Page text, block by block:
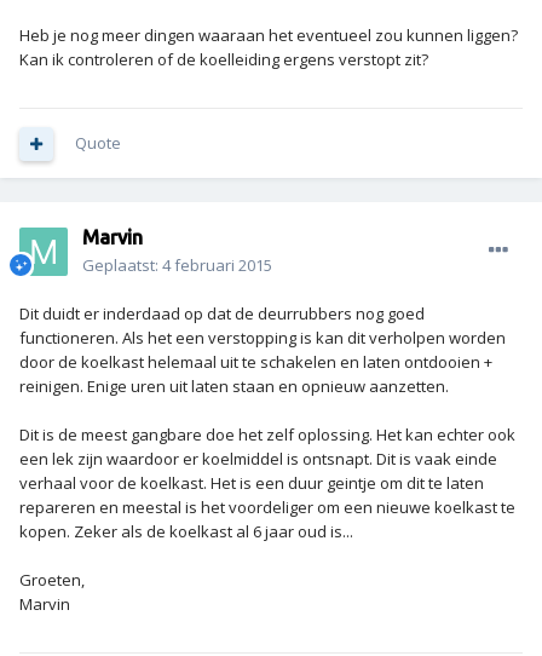
Heb je nog meer dingen waaraan het eventueel zou kunnen liggen?
Kan ik controleren of de koelleiding ergens verstopt zit?
Quote
Marvin
Geplaatst: 4 februari 2015
Dit duidt er inderdaad op dat de deurrubbers nog goed
functioneren. Als het een verstopping is kan dit verholpen worden
door de koelkast helemaal uit te schakelen en laten ontdooien +
reinigen. Enige uren uit laten staan en opnieuw aanzetten.
Dit is de meest gangbare doe het zelf oplossing. Het kan echter ook
een lek zijn waardoor er koelmiddel is ontsnapt. Dit is vaak einde
verhaal voor de koelkast. Het is een duur geintje om dit te laten
repareren en meestal is het voordeliger om een nieuwe koelkast te
kopen. Zeker als de koelkast al 6 jaar oud is...
Groeten,
Marvin